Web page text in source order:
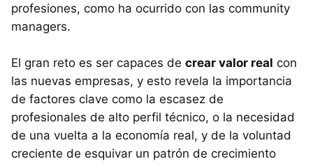
profesiones, como ha ocurrido con las community
managers.
El gran reto es ser capaces de crear valor real con
las nuevas empresas, y esto revela la importancia
de factores clave como la escasez de
profesionales de alto perfil técnico, o la necesidad
de una vuelta a la economía real, y de la voluntad
creciente de esquivar un patrón de crecimiento